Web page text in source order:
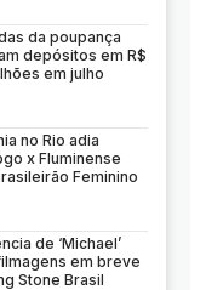
da poupança
depósitos em R$
em julho
no Rio adia
x Fluminense
Feminino
de ‘Michael’
em breve
Stone Brasil